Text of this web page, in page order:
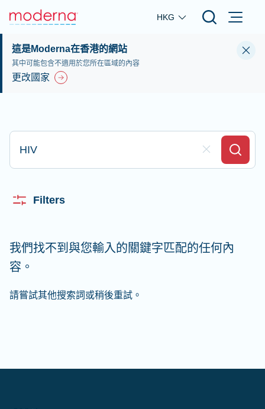
Skip to main content
HKG
這是Moderna在香港的網站
其中可能包含不適用於您所在區域的內容
更改國家
輸入並搜尋
Clear Field
Search
Filters
我們找不到與您輸入的關鍵字匹配的任何內
容。
請嘗試其他搜索詞或稍後重試。